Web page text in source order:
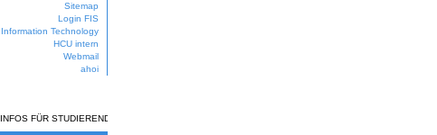
Sitemap
Login FIS
Information Technology
HCU intern
Webmail
ahoi
INFOS FÜR STUDIERENDE